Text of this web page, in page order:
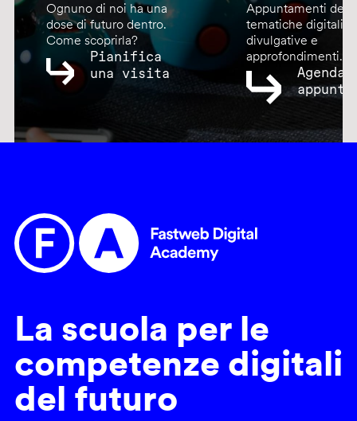
Ognuno di noi ha una
dose di futuro dentro.
Come scoprirla?
Pianifica
una visita
Appuntamenti
tematiche digitali,
divulgative e
approfondimenti.
Agenda
La scuola per le
competenze digitali
del futuro